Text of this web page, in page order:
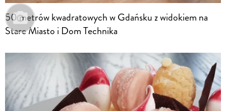
50 metrów kwadratowych w Gdańsku z widokiem na
Stare Miasto i Dom Technika